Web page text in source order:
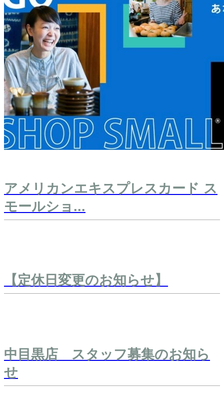
アメリカンエキスプレスカード ス
モールショ...
【定休日変更のお知らせ】
中目黒店 スタッフ募集のお知ら
せ